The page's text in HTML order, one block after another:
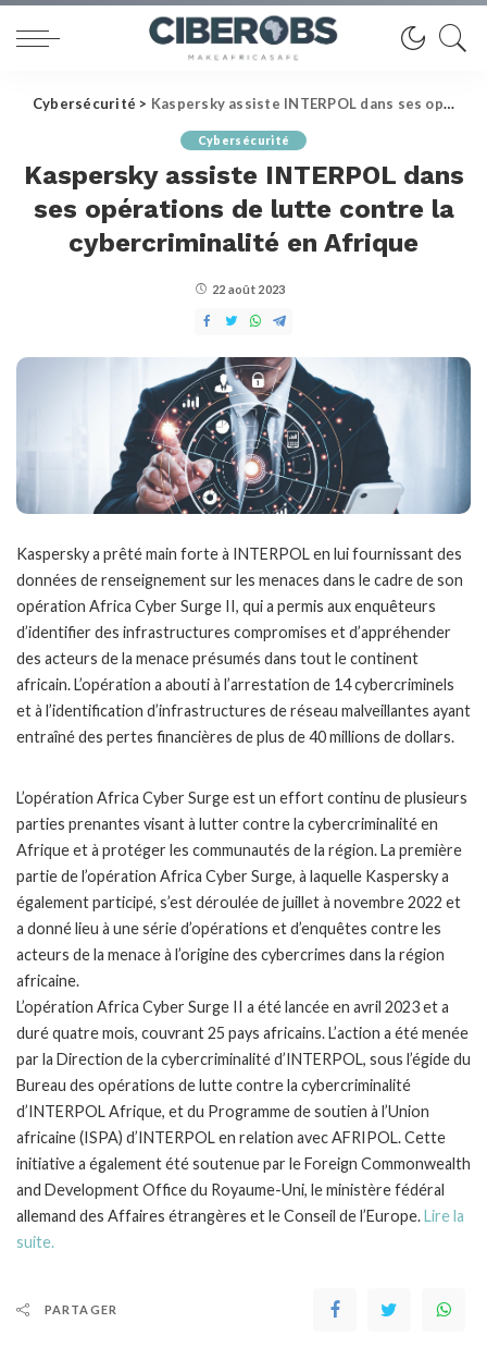
Cybersécurité > Kaspersky assiste INTERPOL dans ses opérations de lutte contre la cybercriminalité en Afrique
Cybersécurité
Kaspersky assiste INTERPOL dans
ses opérations de lutte contre la
cybercriminalité en Afrique
22 août 2023
Kaspersky a prêté main forte à INTERPOL en lui fournissant des
données de renseignement sur les menaces dans le cadre de son
opération Africa Cyber Surge II, qui a permis aux enquêteurs
d’identifier des infrastructures compromises et d’appréhender
des acteurs de la menace présumés dans tout le continent
africain. L’opération a abouti à l’arrestation de 14 cybercriminels
et à l’identification d’infrastructures de réseau malveillantes ayant
entraîné des pertes financières de plus de 40 millions de dollars.
L’opération Africa Cyber Surge est un effort continu de plusieurs
parties prenantes visant à lutter contre la cybercriminalité en
Afrique et à protéger les communautés de la région. La première
partie de l’opération Africa Cyber Surge, à laquelle Kaspersky a
également participé, s’est déroulée de juillet à novembre 2022 et
a donné lieu à une série d’opérations et d’enquêtes contre les
acteurs de la menace à l’origine des cybercrimes dans la région
africaine.
L’opération Africa Cyber Surge II a été lancée en avril 2023 et a
duré quatre mois, couvrant 25 pays africains. L’action a été menée
par la Direction de la cybercriminalité d’INTERPOL, sous l’égide du
Bureau des opérations de lutte contre la cybercriminalité
d’INTERPOL Afrique, et du Programme de soutien à l’Union
africaine (ISPA) d’INTERPOL en relation avec AFRIPOL. Cette
initiative a également été soutenue par le Foreign Commonwealth
and Development Office du Royaume-Uni, le ministère fédéral
allemand des Affaires étrangères et le Conseil de l’Europe.Lire la
suite.
PARTAGER